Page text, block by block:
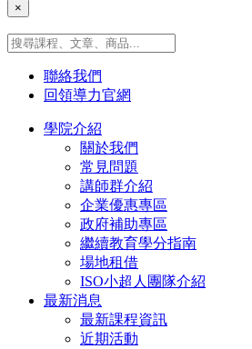
×
聯絡我們
回領導力官網
學院介紹
關於我們
常見問題
講師群介紹
企業優惠專區
政府補助專區
繼續教育學分指南
場地租借
ISO小超人團隊介紹
最新消息
最新課程資訊
近期活動